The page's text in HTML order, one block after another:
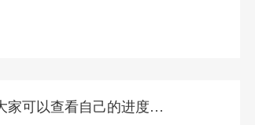
家可以查看自己的进度…